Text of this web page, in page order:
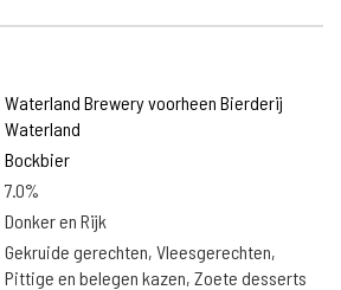
Waterland Brewery voorheen Bierderij
Waterland
Bockbier
7.0%
Donker en Rijk
Gekruide gerechten, Vleesgerechten,
Pittige en belegen kazen, Zoete desserts